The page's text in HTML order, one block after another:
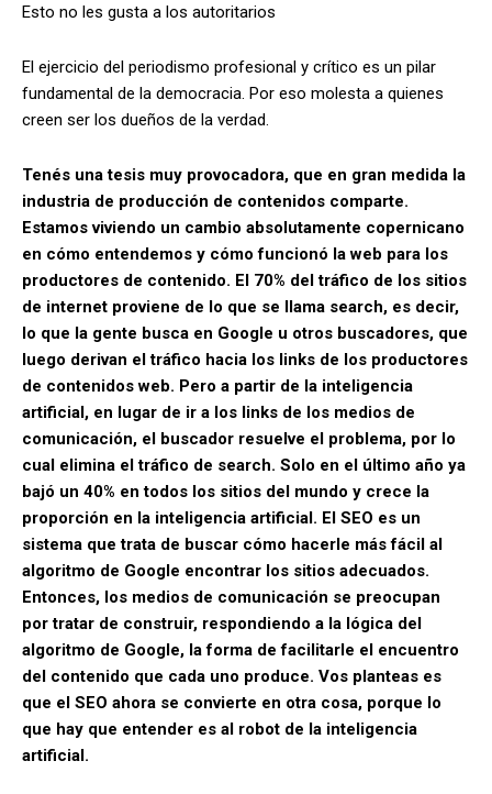
Esto no les gusta a los autoritarios
El ejercicio del periodismo profesional y crítico es un pilar
fundamental de la democracia. Por eso molesta a quienes
creen ser los dueños de la verdad.
Tenés una tesis muy provocadora, que en gran medida la
industria de producción de contenidos comparte.
Estamos viviendo un cambio absolutamente copernicano
en cómo entendemos y cómo funcionó la web para los
productores de contenido. El 70% del tráfico de los sitios
de internet proviene de lo que se llama search, es decir,
lo que la gente busca en Google u otros buscadores, que
luego derivan el tráfico hacia los links de los productores
de contenidos web. Pero a partir de la inteligencia
artificial, en lugar de ir a los links de los medios de
comunicación, el buscador resuelve el problema, por lo
cual elimina el tráfico de search. Solo en el último año ya
bajó un 40% en todos los sitios del mundo y crece la
proporción en la inteligencia artificial. El SEO es un
sistema que trata de buscar cómo hacerle más fácil al
algoritmo de Google encontrar los sitios adecuados.
Entonces, los medios de comunicación se preocupan
por tratar de construir, respondiendo a la lógica del
algoritmo de Google, la forma de facilitarle el encuentro
del contenido que cada uno produce. Vos planteas es
que el SEO ahora se convierte en otra cosa, porque lo
que hay que entender es al robot de la inteligencia
artificial.